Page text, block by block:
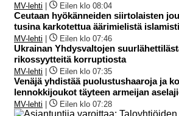
MV-lehti Eilen klo 08:04
Ceutaan hyökänneiden siirtolaisten
tusina karkotettua äärimielistä
MV-lehti Eilen klo 07:46
Ukrainan Yhdysvaltojen
rikossyytteitä korruptiosta
MV-lehti Eilen klo 07:35
Venäjä yhdistää puolustushaaroja ja
lennokkijoukot täyteen armeijan
MV-lehti Eilen klo 07:28